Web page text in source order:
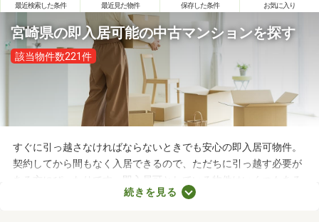
最近検索した条件 最近見た物件 保存した条件 お気に入り
宮崎県の即入居可能の中古マンションを探す
該当物件数221件
すぐに引っ越さなければならないときでも安心の即入居可物件。
契約してから間もなく入居できるので、ただちに引っ越す必要が
ある方にぴったりです。即入居可としている物件はいくつもある
ので、間取りや購入費用、設備をチェックしたうえで決めましょ
続きを見る